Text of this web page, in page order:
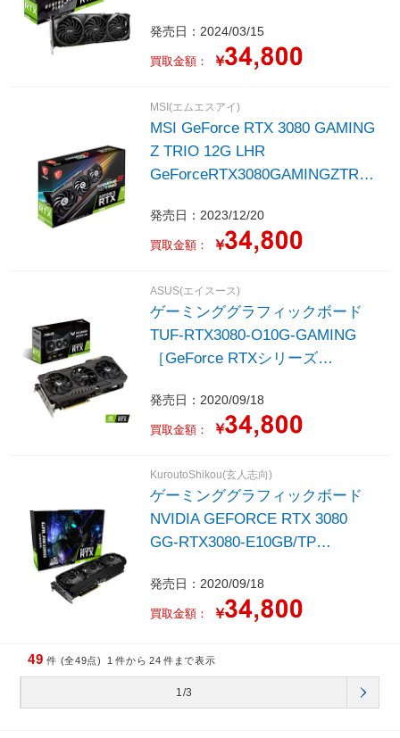
S10GOCLHR ［GeForce RTXシ
リーズ /10GB］
発売日：2024/03/15
買取金額： ￥
MSI(エムエスアイ)
MSI GeForce RTX 3080 GAMING
Z TRIO 12G LHR
GeForceRTX3080GAMINGZTRIO
発売日：2023/12/20
買取金額： ￥
ASUS(エイスース)
ゲーミンググラフィックボード
TUF-RTX3080-O10G-GAMING
［GeForce RTXシリーズ
発売日：2020/09/18
買取金額： ￥
KuroutoShikou(玄人志向)
ゲーミンググラフィックボード
NVIDIA GEFORCE RTX 3080
GG-RTX3080-E10GB/TP
/10GB］
発売日：2020/09/18
買取金額： ￥
49 件 (全49点) 1 件から 24 件まで表示
1/3